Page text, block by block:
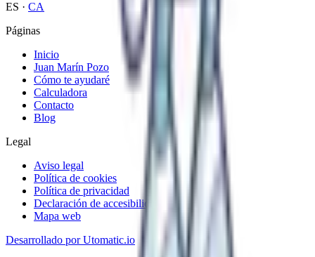
ES · CA
Páginas
Inicio
Juan Marín Pozo
Cómo te ayudaré
Calculadora
Contacto
Blog
Legal
Aviso legal
Política de cookies
Política de privacidad
Declaración de accesibilidad
Mapa web
Desarrollado por Utomatic.io